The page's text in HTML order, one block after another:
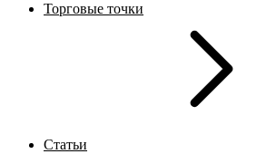
Торговые точки
Статьи